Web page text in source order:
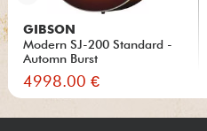
GIBSON
Modern SJ-200 Standard -
Automn Burst
4998.00 €